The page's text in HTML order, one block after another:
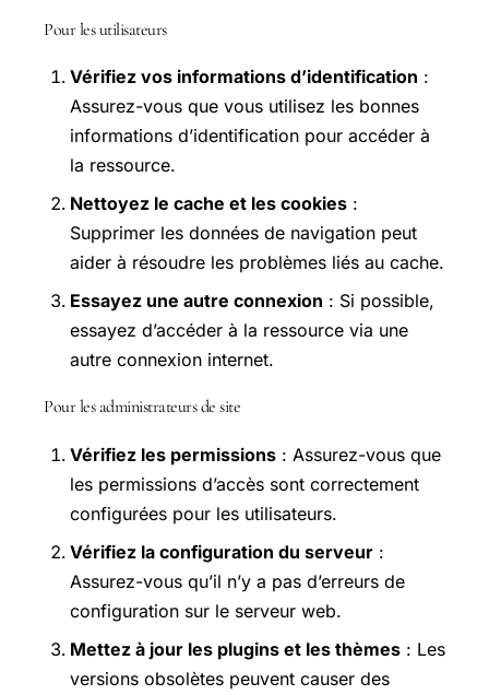
Pour les utilisateurs
Vérifiez vos informations d’identification :
Assurez-vous que vous utilisez les bonnes
informations d’identification pour accéder à
la ressource.
Nettoyez le cache et les cookies :
Supprimer les données de navigation peut
aider à résoudre les problèmes liés au cache.
Essayez une autre connexion : Si possible,
essayez d’accéder à la ressource via une
autre connexion internet.
Pour les administrateurs de site
Vérifiez les permissions : Assurez-vous que
les permissions d’accès sont correctement
configurées pour les utilisateurs.
Vérifiez la configuration du serveur :
Assurez-vous qu’il n’y a pas d’erreurs de
configuration sur le serveur web.
Mettez à jour les plugins et les thèmes : Les
versions obsolètes peuvent causer des